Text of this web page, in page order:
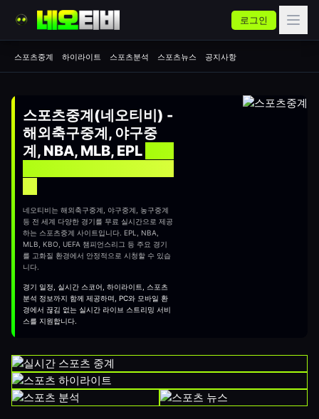
로그인
스포츠중계 하이라이트 스포츠분석 스포츠뉴스 공지사항
스포츠중계(네오티비) -
해외축구중계, 야구중
계, NBA, MLB, EPL
네오티비는 해외축구중계, 야구중계, 농구중계
등 전 세계 다양한 경기를 무료 실시간으로 제공
하는 스포츠중계 사이트입니다. EPL, NBA,
MLB, KBO, UEFA 챔피언스리그 등 주요 경기
를 고화질 환경에서 안정적으로 시청할 수 있습
니다.
경기 일정, 실시간 스코어, 하이라이트, 스포츠
분석 정보까지 함께 제공하며, PC와 모바일 환
경에서 끊김 없는 실시간 라이브 스트리밍 서비
스를 지원합니다.